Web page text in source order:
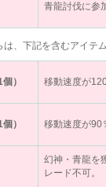
青龍討伐に参
、下記を含むアイテ
） 移動速度が
） 移動速度が90
幻神・青龍を
レード不可。